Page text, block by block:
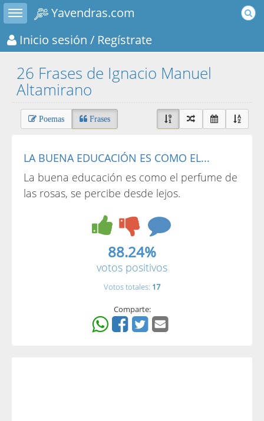
Toggle sidebar
Yavendras.com
Inicio sesión / Regístrate
26 Frases de Ignacio Manuel
Altamirano
Poemas Frases
LA BUENA EDUCACIÓN ES COMO EL...
La buena educación es como el perfume de
las rosas, se percibe desde lejos.
88.24%
votos positivos
Votos totales: 17
Comparte: